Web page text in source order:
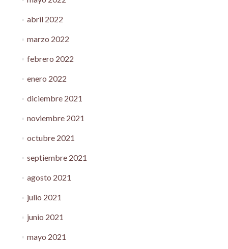
abril 2022
marzo 2022
febrero 2022
enero 2022
diciembre 2021
noviembre 2021
octubre 2021
septiembre 2021
agosto 2021
julio 2021
junio 2021
mayo 2021